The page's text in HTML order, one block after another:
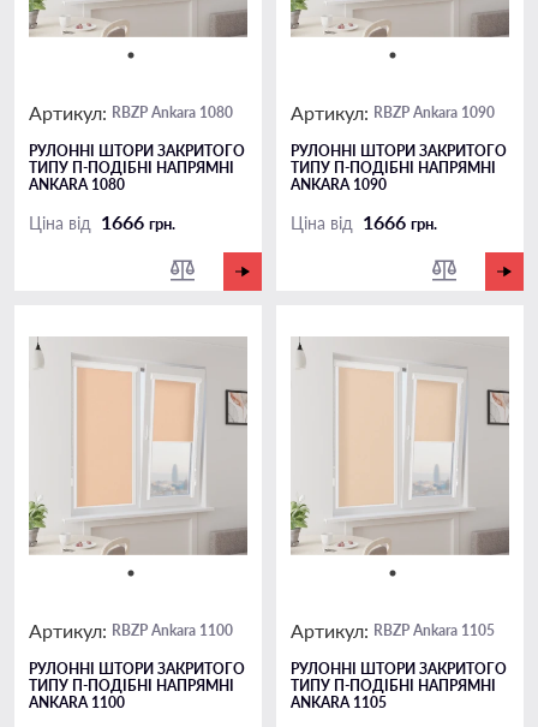
Артикул: RBZP Ankara 1080
РУЛОННІ ШТОРИ ЗАКРИТОГО
ТИПУ П-ПОДIБНІ НАПРЯМНІ
ANKARA 1080
Ціна від 1666 грн.
Артикул: RBZP Ankara 1090
РУЛОННІ ШТОРИ ЗАКРИТОГО
ТИПУ П-ПОДIБНІ НАПРЯМНІ
ANKARA 1090
Ціна від 1666 грн.
Артикул: RBZP Ankara 1100
РУЛОННІ ШТОРИ ЗАКРИТОГО
ТИПУ П-ПОДIБНІ НАПРЯМНІ
ANKARA 1100
Артикул: RBZP Ankara 1105
РУЛОННІ ШТОРИ ЗАКРИТОГО
ТИПУ П-ПОДIБНІ НАПРЯМНІ
ANKARA 1105